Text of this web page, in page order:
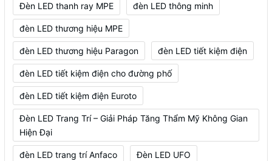
Đèn LED thanh ray MPE đèn LED thông minh
đèn LED thương hiệu MPE
đèn LED thương hiệu Paragon đèn LED tiết kiệm điện
đèn LED tiết kiệm điện cho đường phố
đèn LED tiết kiệm điện Euroto
Đèn LED Trang Trí – Giải Pháp Tăng Thẩm Mỹ Không Gian
Hiện Đại
đèn LED trang trí Anfaco Đèn LED UFO